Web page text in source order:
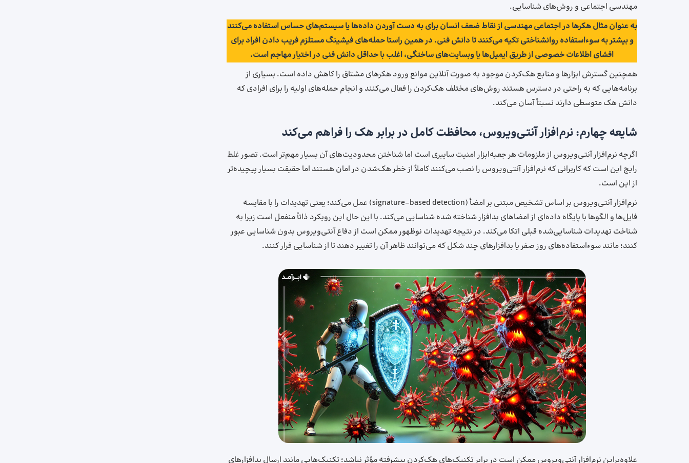
مهندسی اجتماعی و روش‌های شناسایی.
به عنوان مثال هکرها در اجتماعی مهندسی از نقاط ضعف انسان برای به دست آوردن داده‌ها یا سیستم‌های حساس استفاده می‌کنند
و بیشتر به سوءاستفاده روانشناختی تکیه می‌کنند تا دانش فنی. در همین راستا حمله‌های فیشینگ مستلزم فریب دادن افراد برای
افشای اطلاعات خصوصی از طریق ایمیل‌ها یا وبسایت‌های ساختگی، اغلب با حداقل دانش فنی در اختیار مهاجم است.
همچنین گسترش ابزارها و منابع هک‌کردن موجود به صورت آنلاین موانع ورود هکرهای مشتاق را کاهش داده است. بسیاری از
برنامه‌هایی که به راحتی در دسترس هستند روش‌های مختلف هک‌کردن را فعال می‌کنند و انجام حمله‌های اولیه را برای افرادی که
دانش هک متوسطی دارند نسبتاً آسان می‌کند.
شایعه چهارم: نرم‌افزار آنتی‌ویروس، محافظت کامل در برابر هک را فراهم می‌کند
اگرچه نرم‌افزار آنتی‌ویروس از ملزومات هر جعبه‌ابزار امنیت سایبری است اما شناختن محدودیت‌های آن بسیار مهم‌تر است. تصور غلط
رایج این است که کاربرانی که نرم‌افزار آنتی‌ویروس را نصب می‌کنند کاملاً از خطر هک‌شدن در امان هستند اما حقیقت بسیار پیچیده‌تر
از این است.
نرم‌افزار آنتی‌ویروس بر اساس تشخیص مبتنی بر امضأ (signature-based detection) عمل می‌کند؛ یعنی تهدیدات را با مقایسه
فایل‌ها و الگوها با پایگاه داده‌ای از امضاهای بدافزار شناخته شده شناسایی می‌کند. با این حال این رویکرد ذاتاً منفعل است زیرا به
شناخت تهدیدات شناسایی‌شده قبلی اتکا می‌کند. در نتیجه تهدیدات نوظهور ممکن است از دفاع آنتی‌ویروس بدون شناسایی عبور
کنند؛ مانند سوءاستفاده‌های روز صفر یا بدافزارهای چند شکل که می‌توانند ظاهر آن را تغییر دهند تا از شناسایی فرار کنند.
علاوه‌براین نرم‌افزار آنتی‌ویروس ممکن است در برابر تکنیک‌های هک‌کردن پیشرفته مؤثر نباشد؛ تکنیک‌هایی مانند ارسال بدافزارهای